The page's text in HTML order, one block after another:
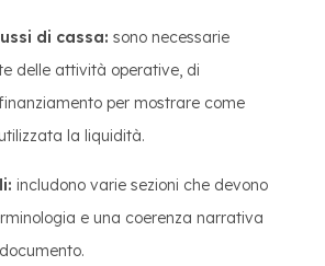
di cassa: sono necessarie
delle attività operative, di
per mostrare come
la liquidità.
includono varie sezioni che devono
e una coerenza narrativa